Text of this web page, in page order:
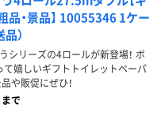
・景品】 10055346 1ケー
）
シリーズの4ロールが新登場！ ボ
て嬉しいギフトトイレットペーパ
や販促にぜひ！
まで